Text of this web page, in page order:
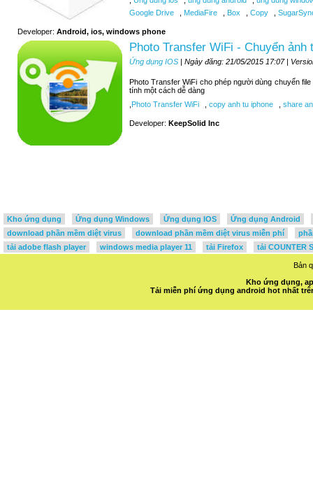
Google Drive
MediaFire Box Copy
Developer: Android, ios, windows phone
Photo Transfer WiFi - Chuyển ảnh
Ứng dụng IOS | Ngày đăng: 21/05/2015 17:07 |
Photo Transfer WiFi cho phép người dùng chuyển
tính một cách dễ dàng
Photo Transfer WiFi copy anh tu iphone share
Developer: KeepSolid Inc
Kho ứng dụng Ứng dụng Windows Ứng dụng IOS
Ứng dụng Android
download phần mềm diệt virus
download phần mềm diệt virus miễn phí
tải adobe flash player
windows media player 11 tải Firefox tải COUNTER
Bản
Kho ứng dụng,
Tải miễn phí ứng dụng android hot nhất